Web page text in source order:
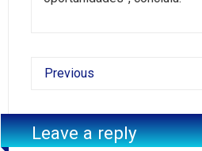
Previous
Leave a reply